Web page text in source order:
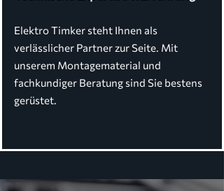
Elektro Timker steht Ihnen als
verlässlicher Partner zur Seite. Mit
unserem Montagematerial und
fachkundiger Beratung sind Sie bestens
gerüstet.